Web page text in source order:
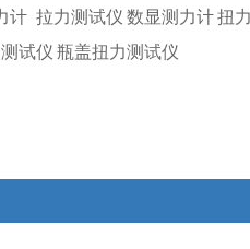
计 拉力测试仪 数显测力计扭
试仪 瓶盖扭力测试仪